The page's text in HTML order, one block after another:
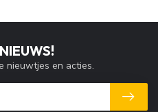
nieuwtjes en acties.